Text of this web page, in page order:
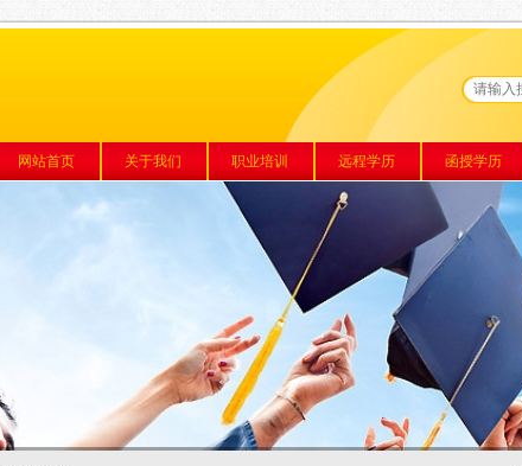
网站首页 关于我们 职业培训 远程学历 函授学历